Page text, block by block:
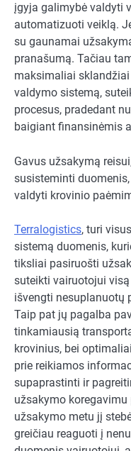
įgyja galimybė valdyti
automatizuoti veiklą.
su gaunamai
pranašumą. Tačiau
maksimaliai
valdymo sistemą,
procesus, pradedant
baigiant finansinėmis
Gavus užsakymą
susisteminti
valdyti krovinio
Terralogistics, turi
sistemą duomenis,
tiksliai pasiruošti
suteikti vairuotojui
išvengti nesuplanuotų
Taip pat jų pagalba
tinkamiausią
krovinius, bei
prie reikiamos
supaprastinti ir
užsakymo
užsakymo metu jį
greičiau reaguoti į